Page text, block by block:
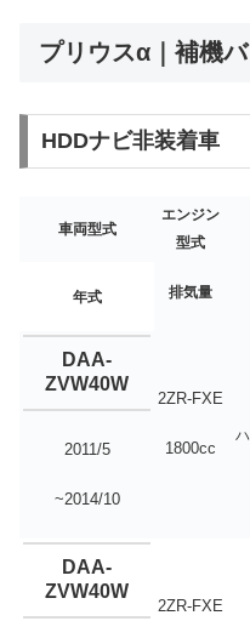
プリウスα｜補機
HDDナビ非装着車
車両型式
エンジン
型式
排気量
年式
DAA-
ZVW40W
2011/5
~2014/10
2ZR-FXE
1800cc
DAA-
ZVW40W
2ZR-FXE